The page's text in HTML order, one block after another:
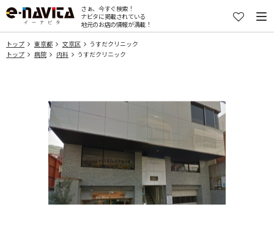
さぁ、今すぐ検索！
ナビタに掲載されている
地元のお店の情報が満載！
トップ 東京都 文京区
うすだクリニック
トップ
病院 内科 うすだクリニック